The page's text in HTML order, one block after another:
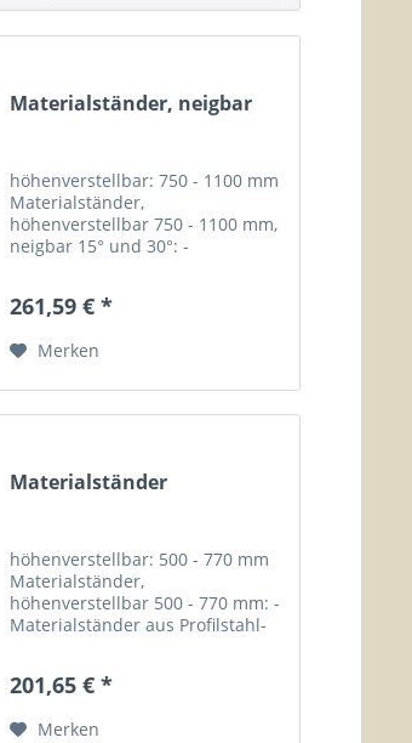
Materialständer, neigbar
höhenverstellbar: 750 - 1100 mm
Materialständer,
höhenverstellbar 750 - 1100 mm,
neigbar 15° und 30°: -
20 mm hohen Rand -...
261,59 € *
Merken
Materialständer
höhenverstellbar: 500 - 770 mm
Materialständer,
höhenverstellbar 500 - 770 mm: -
Materialständer aus Profilstahl-
Arretierung...
201,65 € *
Merken